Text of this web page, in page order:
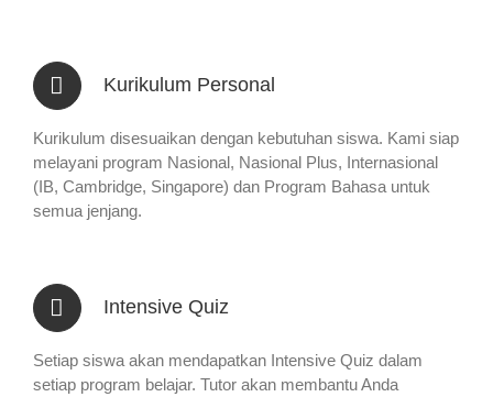
Kurikulum Personal
Kurikulum disesuaikan dengan kebutuhan siswa. Kami siap
melayani program Nasional, Nasional Plus, Internasional
(IB, Cambridge, Singapore) dan Program Bahasa untuk
semua jenjang.
Intensive Quiz
Setiap siswa akan mendapatkan Intensive Quiz dalam
setiap program belajar. Tutor akan membantu Anda